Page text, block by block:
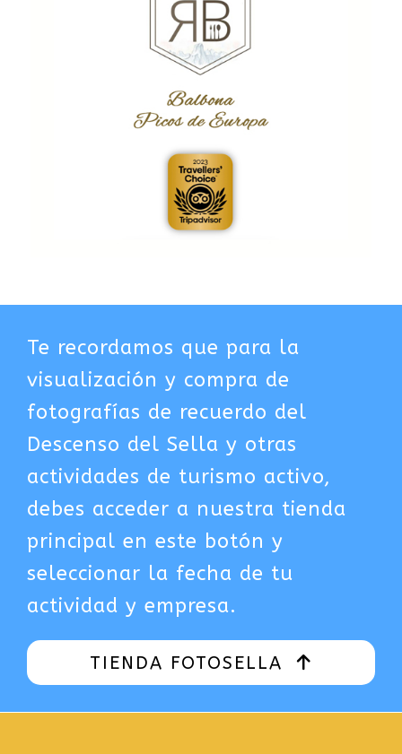
Te recordamos que para la
visualización y compra de
fotografías de recuerdo del
Descenso del Sella y otras
actividades de turismo activo,
debes acceder a nuestra tienda
principal en este botón y
seleccionar la fecha de tu
actividad y empresa.
TIENDA FOTOSELLA